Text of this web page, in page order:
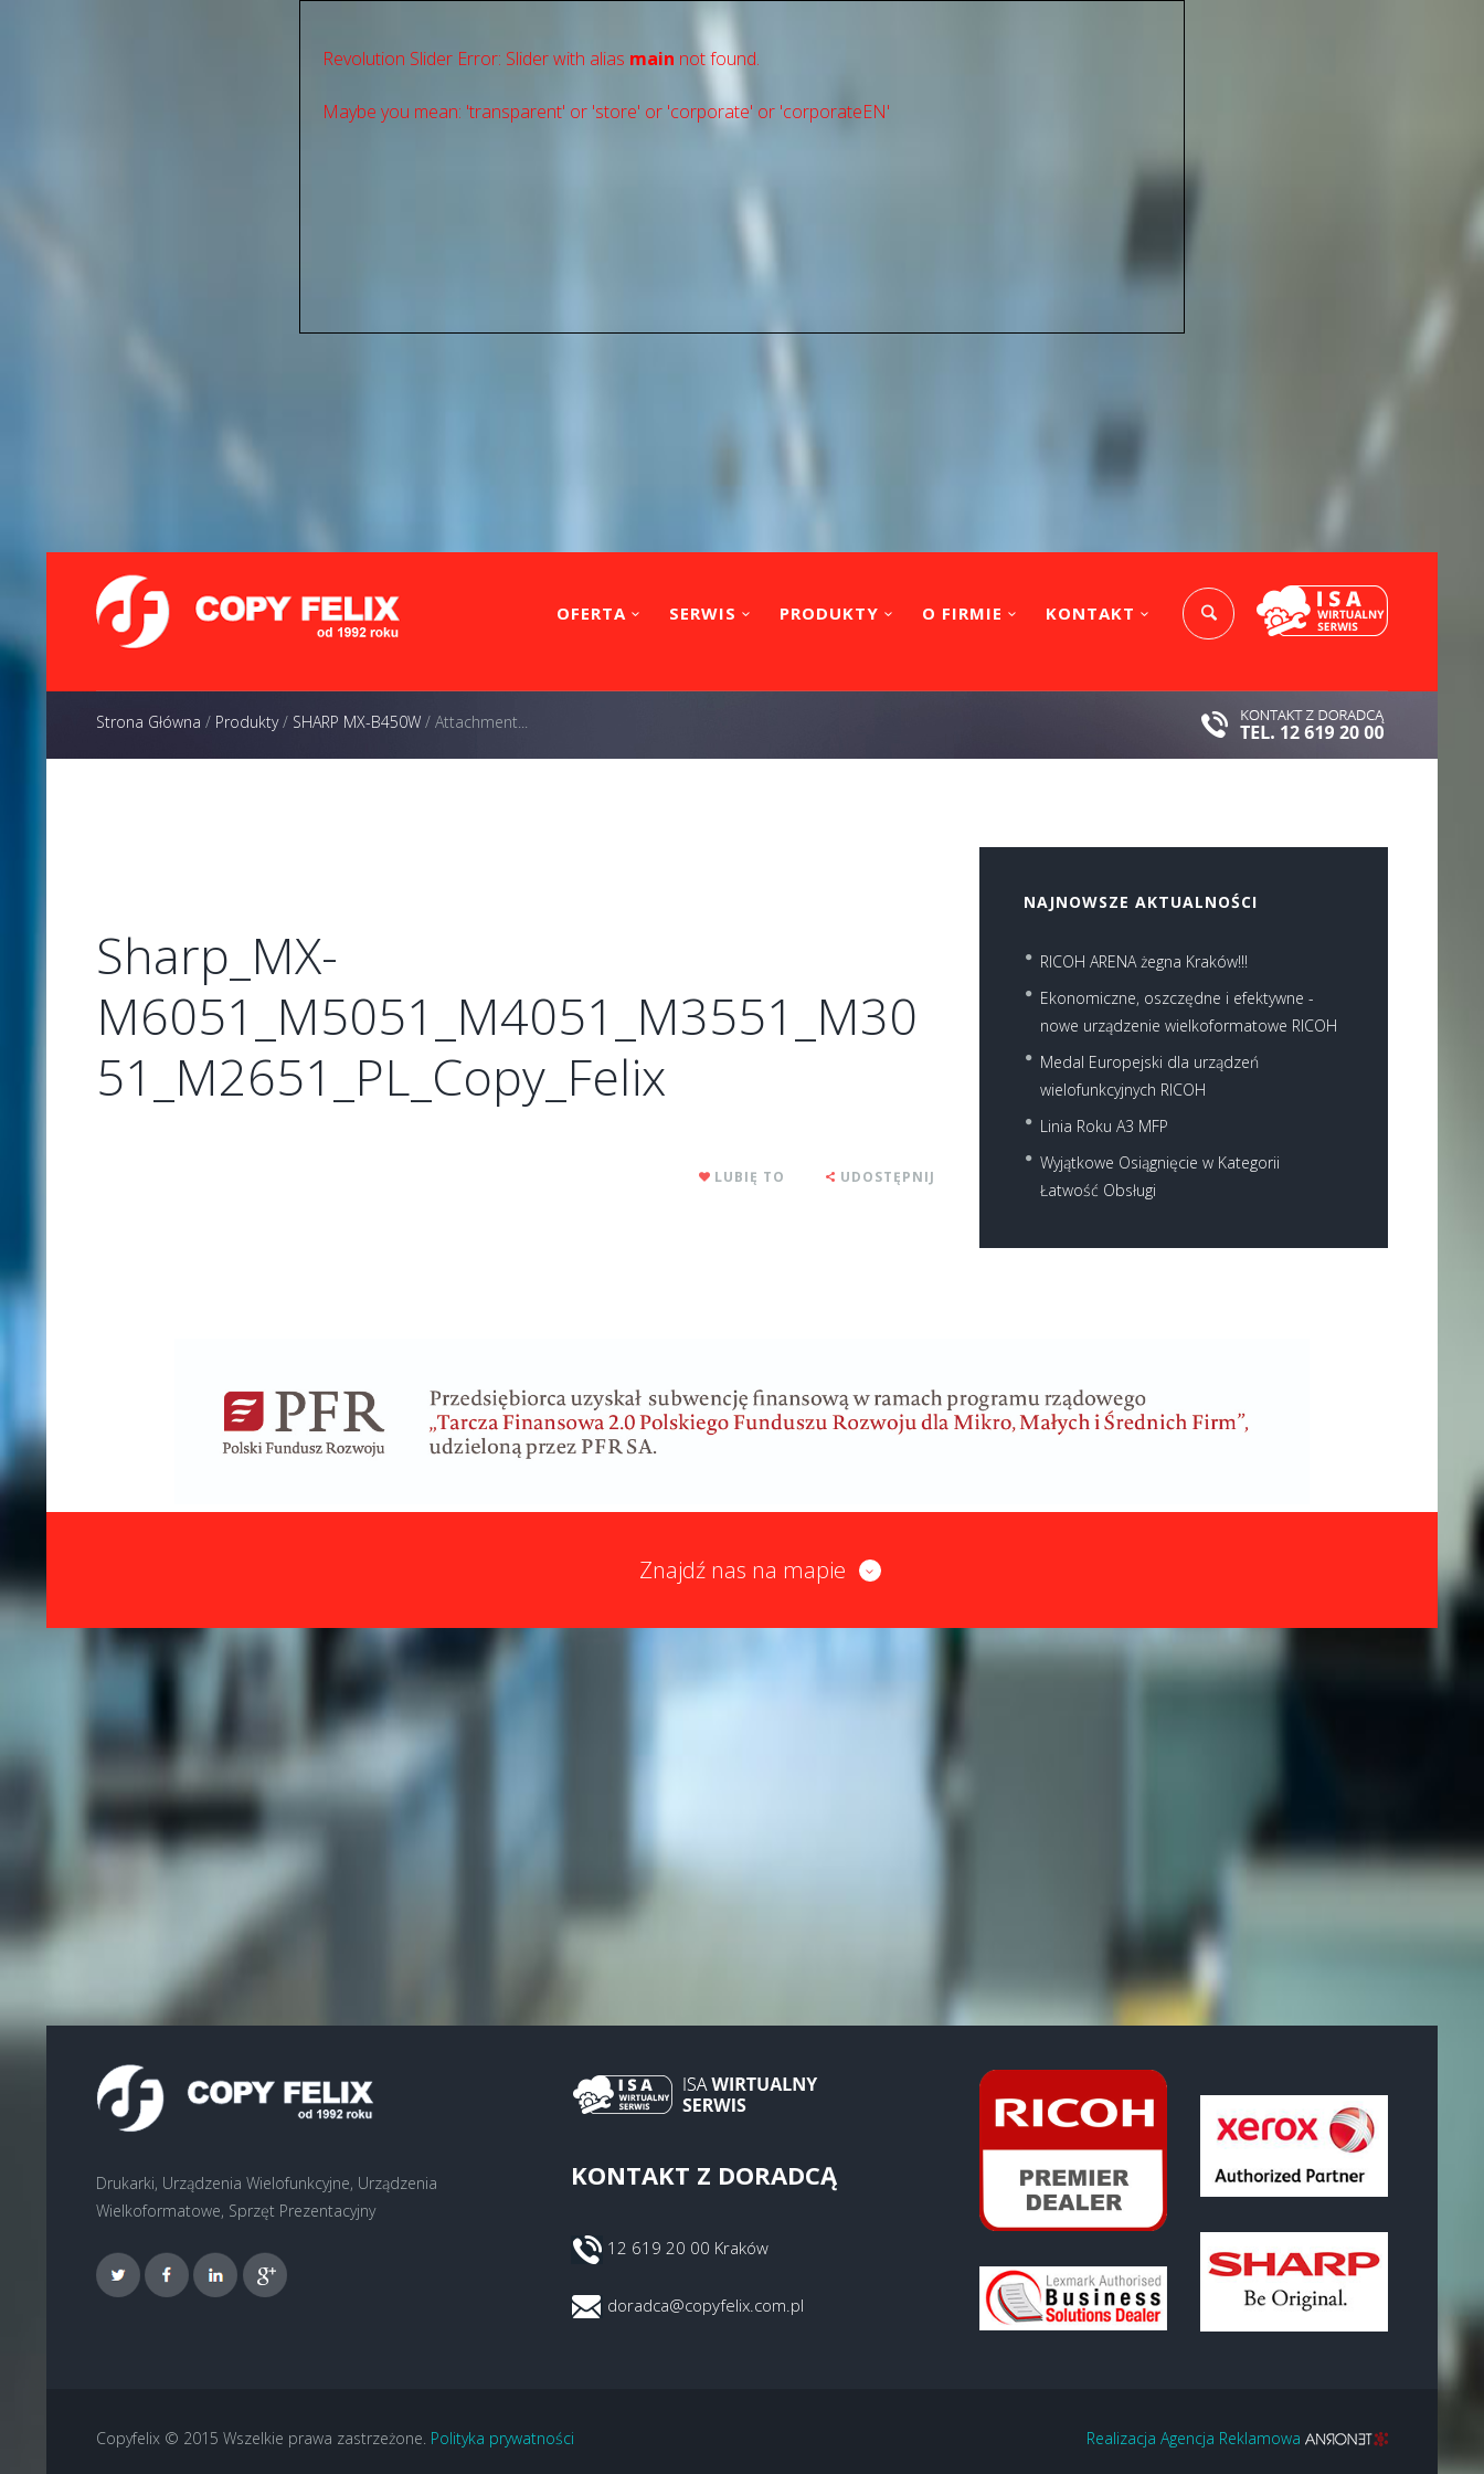
Revolution Slider Error: Slider with alias main not found.
Maybe you mean: 'transparent' or 'store' or 'сorporate' or 'corporateEN'
OFERTA SERWIS PRODUKTY O FIRMIE KONTAKT
Strona Główna / Produkty/ SHARP MX-B450W / Attachment...
Sharp_MX-
M6051_M5051_M4051_M3551_M30
51_M2651_PL_Copy_Felix
LUBIĘ TO UDOSTĘPNIJ
NAJNOWSZE AKTUALNOŚCI
RICOH ARENA żegna Kraków!!!
Ekonomiczne, oszczędne i efektywne -
nowe urządzenie wielkoformatowe RICOH
Medal Europejski dla urządzeń
wielofunkcyjnych RICOH
Linia Roku A3 MFP
Wyjątkowe Osiągnięcie w Kategorii
Łatwość Obsługi
Znajdź nas na mapie
Drukarki, Urządzenia Wielofunkcyjne, Urządzenia
Wielkoformatowe, Sprzęt Prezentacyjny
KONTAKT Z DORADCĄ
12 619 20 00 Kraków
doradca@copyfelix.com.pl
Copyfelix © 2015 Wszelkie prawa zastrzeżone. Polityka prywatności Realizacja Agencja Reklamowa